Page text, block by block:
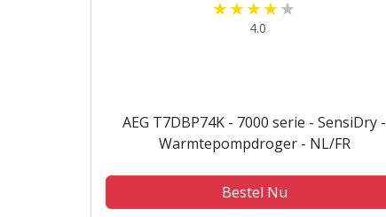
4.0
AEG T7DBP74K - 7000 serie - SensiDry -
Warmtepompdroger - NL/FR
Bestel Nu